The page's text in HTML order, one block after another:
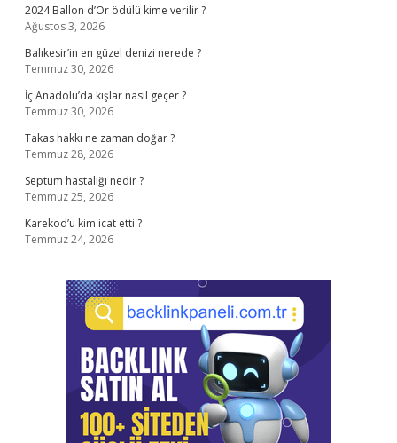
2024 Ballon d’Or ödülü kime verilir ?
Ağustos 3, 2026
Balıkesir’in en güzel denizi nerede ?
Temmuz 30, 2026
İç Anadolu’da kışlar nasıl geçer ?
Temmuz 30, 2026
Takas hakkı ne zaman doğar ?
Temmuz 28, 2026
Septum hastalığı nedir ?
Temmuz 25, 2026
Karekod’u kim icat etti ?
Temmuz 24, 2026